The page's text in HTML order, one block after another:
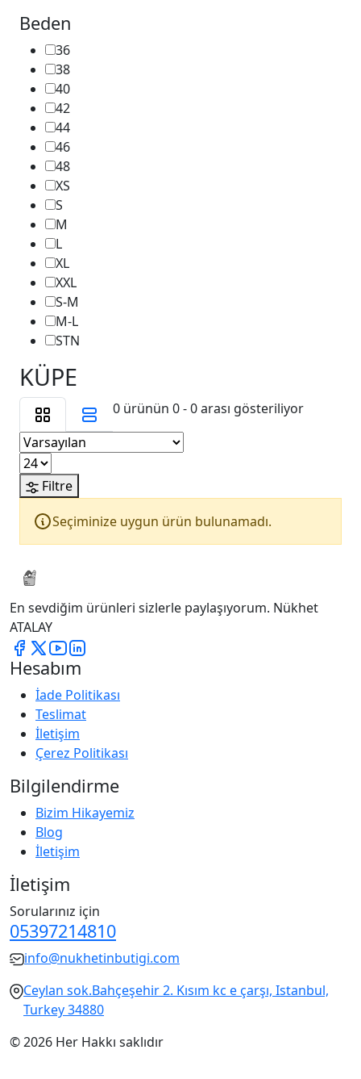
Beden
36
38
40
42
44
46
48
XS
S
M
L
XL
XXL
S-M
M-L
STN
KÜPE
0 ürünün 0 - 0 arası gösteriliyor
Filtre
Seçiminize uygun ürün bulunamadı.
En sevdiğim ürünleri sizlerle paylaşıyorum. Nükhet
ATALAY
Hesabım
İade Politikası
Teslimat
İletişim
Çerez Politikası
Bilgilendirme
Bizim Hikayemiz
Blog
İletişim
İletişim
Sorularınız için
05397214810
info@nukhetinbutigi.com
Ceylan sok.Bahçeşehir 2. Kısım kc e çarşı, Istanbul,
Turkey 34880
© 2026 Her Hakkı saklıdır